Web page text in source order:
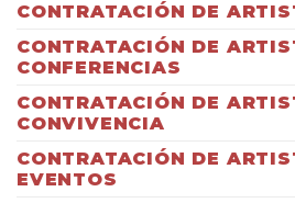
CONTRATACIÓN DE
CONTRATACIÓN DE
CONFERENCIAS
CONTRATACIÓN DE
CONVIVENCIA
CONTRATACIÓN DE
EVENTOS